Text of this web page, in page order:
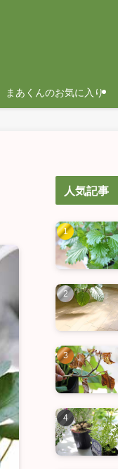
まあくんのお気に入り
人気記事